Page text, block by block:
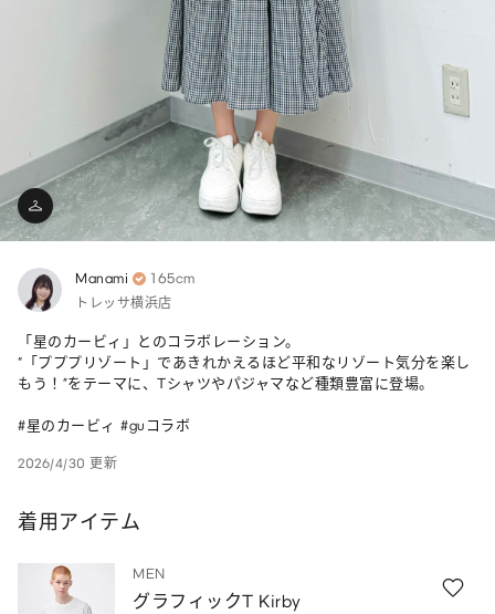
Manami 165cm
トレッサ横浜店
「星のカービィ」とのコラボレーション。
“「プププリゾート」であきれかえるほど平和なリゾート気分を楽し
もう！”をテーマに、Tシャツやパジャマなど種類豊富に登場。
#星のカービィ #guコラボ
2026/4/30 更新
着用アイテム
MEN
グラフィックT Kirby